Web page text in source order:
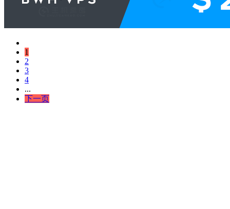
1
2
3
4
...
下一页